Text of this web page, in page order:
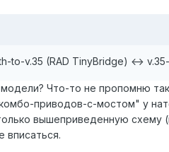
to-v.35 (RAD TinyBridge) <->
Что-то не пропомню
приводов-с-мостом" у
вышеприведенную схему
вписаться.